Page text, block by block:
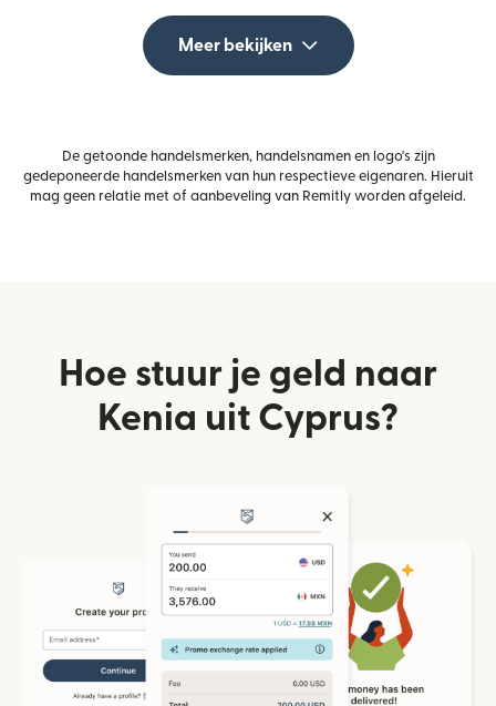
Meer bekijken
De getoonde handelsmerken, handelsnamen en logo's zijn
gedeponeerde handelsmerken van hun respectieve eigenaren. Hieruit
mag geen relatie met of aanbeveling van Remitly worden afgeleid.
Hoe stuur je geld naar
Kenia uit Cyprus?